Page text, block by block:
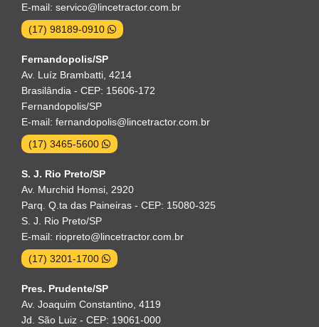
E-mail: servico@lincetractor.com.br
(17) 98189-0910
Fernandopolis/SP
Av. Luíz Brambatti, 4214
Brasilândia - CEP: 15606-172
Fernandopolis/SP
E-mail: fernandopolis@lincetractor.com.br
(17) 3465-5600
S. J. Rio Preto/SP
Av. Murchid Homsi, 2920
Parq. Q.ta das Paineiras - CEP: 15080-325
S. J. Rio Preto/SP
E-mail: riopreto@lincetractor.com.br
(17) 3201-1700
Pres. Prudente/SP
Av. Joaquim Constantino, 4119
Jd. São Luiz - CEP: 19061-000